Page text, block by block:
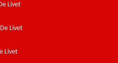
Livet
Livet
Livet